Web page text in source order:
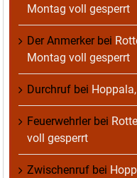
Montag voll gesperrt
Der Anmerkerbei
Montag voll gesperrt
Durchruf bei
Feuerwehrlerbei
voll gesperrt
Zwischenruf bei